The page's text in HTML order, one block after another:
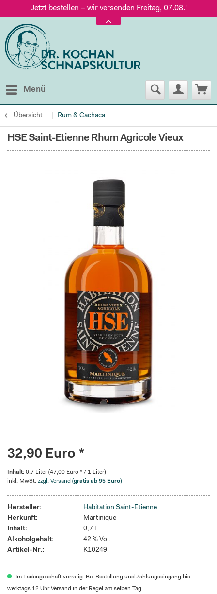
Jetzt bestellen – wir versenden Freitag, 07.08.!
Versand nur 5,60 €, gratis ab 95 € Warenwert
Jetzt bestellen – wir versenden Freitag, 07.08.!
Menü
Übersicht Rum & Cachaca
HSE Saint-Etienne Rhum Agricole Vieux
32,90 Euro *
Inhalt: 0.7 Liter (47,00 Euro * / 1 Liter)
inkl. MwSt. zzgl. Versand (gratis ab 95 Euro)
Hersteller:
Habitation Saint-Etienne
Herkunft:
Martinique
Inhalt:
0,7 l
Alkoholgehalt:
42 % Vol.
Artikel-Nr.:
K10249
Im Ladengeschäft vorrätig. Bei Bestellung und Zahlungseingang bis
werktags 12 Uhr Versand in der Regel am selben Tag.